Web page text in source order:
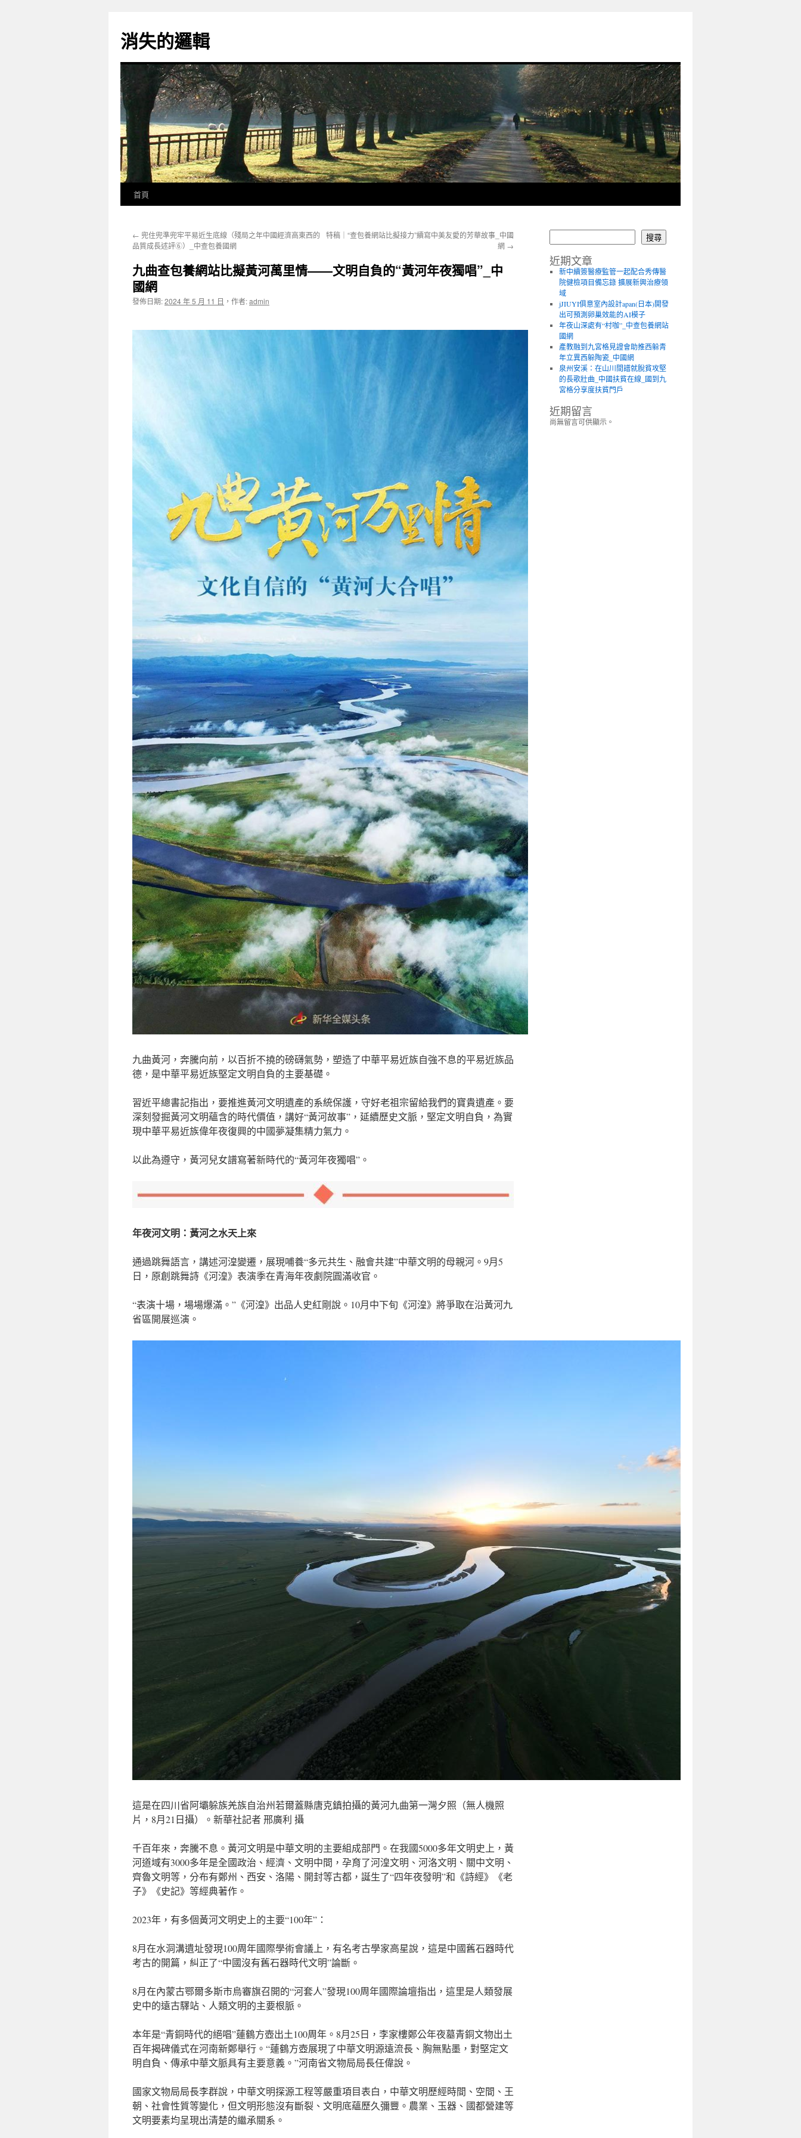
主
要
消失的邏輯
首頁
← 兜住兜準兜牢平易近生底線（殘局之年中國經濟高東西的
品質成長述評⑥）_中查包養國網
特稿｜“查包養網站比擬接力”續寫中美友愛的芳華故事_中國
網 →
九曲查包養網站比擬黃河萬里情——文明自負的“黃河年夜獨唱”_中
國網
發佈日期:2024 年 5 月 11 日 ， 作者:admin
九曲黃河，奔騰向前，以百折不撓的磅礴氣勢，塑造了中華平易近族自強不息的平易近族品
德，是中華平易近族堅定文明自負的主要基礎。
習近平總書記指出，要推進黃河文明遺產的系統保護，守好老祖宗留給我們的寶貴遺產。要
深刻發掘黃河文明蘊含的時代價值，講好“黃河故事”，延續歷史文脈，堅定文明自負，為實
現中華平易近族偉年夜復興的中國夢凝集精力氣力。
以此為遵守，黃河兒女譜寫著新時代的“黃河年夜獨唱”。
年夜河文明：黃河之水天上來
通過跳舞語言，講述河湟變遷，展現哺養“多元共生、融會共建”中華文明的母親河。9月5
日，原創跳舞詩《河湟》表演季在青海年夜劇院圓滿收官。
“表演十場，場場爆滿。”《河湟》出品人史紅剛說。10月中下旬《河湟》將爭取在沿黃河九
省區開展巡演。
這是在四川省阿壩躲族羌族自治州若爾蓋縣唐克鎮拍攝的黃河九曲第一灣夕照（無人機照
片，8月21日攝）。新華社記者 邢廣利 攝
千百年來，奔騰不息。黃河文明是中華文明的主要組成部門。在我國5000多年文明史上，黃
河道域有3000多年是全國政治、經濟、文明中間，孕育了河湟文明、河洛文明、關中文明、
齊魯文明等，分布有鄭州、西安、洛陽、開封等古都，誕生了“四年夜發明”和《詩經》《老
子》《史記》等經典著作。
2023年，有多個黃河文明史上的主要“100年”：
8月在水洞溝遺址發現100周年國際學術會議上，有名考古學家高星說，這是中國舊石器時代
考古的開篇，糾正了“中國沒有舊石器時代文明”論斷。
8月在內蒙古鄂爾多斯市烏審旗召開的“河套人”發現100周年國際論壇指出，這里是人類發展
史中的遠古驛站、人類文明的主要根脈。
本年是“青銅時代的絕唱”蓮鶴方壺出土100周年。8月25日，李家樓鄭公年夜墓青銅文物出土
百年揭碑儀式在河南新鄭舉行。“蓮鶴方壺展現了中華文明源遠流長、胸無點墨，對堅定文
明自負、傳承中華文脈具有主要意義。”河南省文物局局長任偉說。
國家文物局局長李群說，中華文明探源工程等嚴重項目表白，中華文明歷經時間、空間、王
朝、社會性質等變化，但文明形態沒有斷裂、文明底蘊歷久彌豐。農業、玉器、國都營建等
文明要素均呈現出清楚的繼承關系。
搜尋
近期文章
新中續簽醫療監管一起配合秀傳醫
院健檢項目備忘錄 擴展新興治療領
域
jJIUYI俱意室內設計apan(日本)開發
出可預測卵巢效能的AI模子
年夜山深處有“村咖”_中查包養網站
國網
產教融到九宮格見證會助推西躲青
年立異西躲陶瓷_中國網
泉州安溪：在山川間譜就脫貧攻堅
的長歌壯曲_中國扶貧在線_國到九
宮格分享度扶貧門戶
近期留言
尚無留言可供顯示。